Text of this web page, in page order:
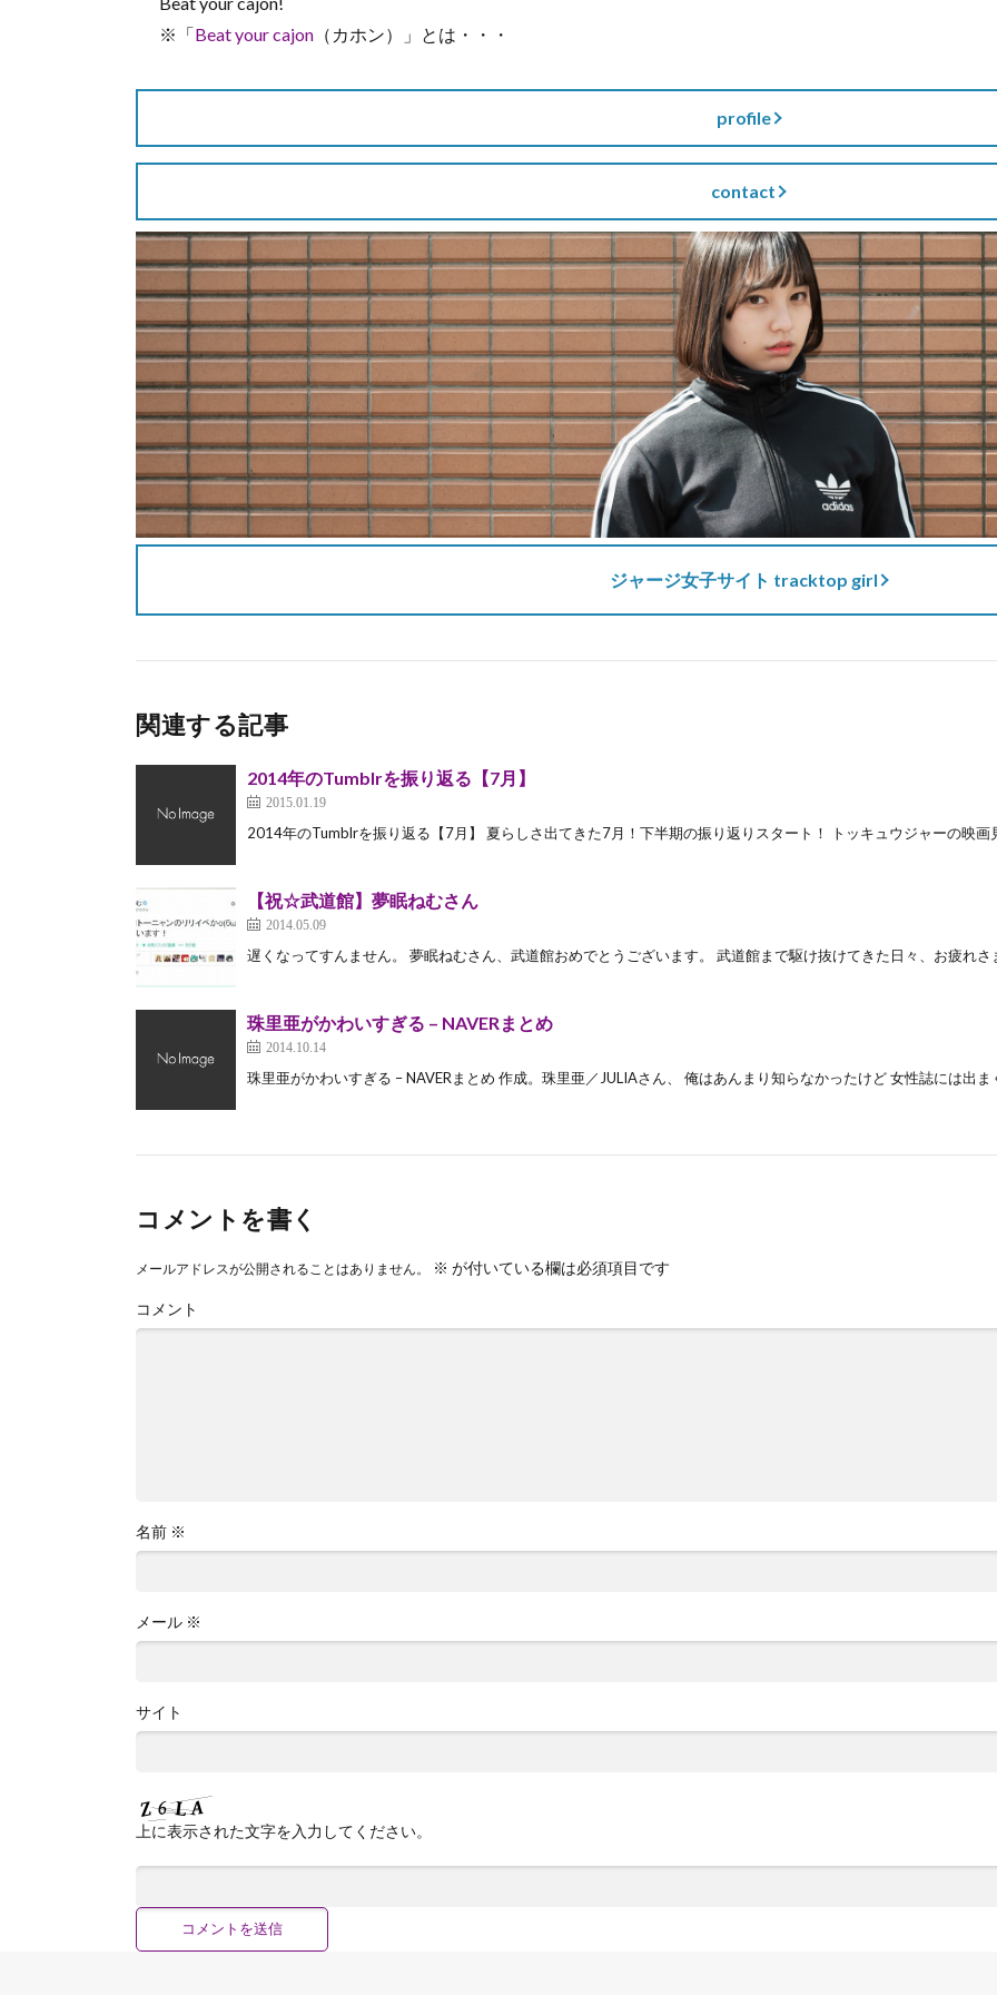
※「Beat your cajon （カホン）」とは・・・
profile
contact
ジャージ女子サイト tracktop girl
関連する記事
2014年のTumblrを振り返る【7月】
2015.01.19
2014年のTumblrを振り返る【7月】 夏らしさ出てきた7月！下半期の振り返りスタート！ トッキュウジャーの映
【祝☆武道館】夢眠ねむさん
2014.05.09
遅くなってすんません。 夢眠ねむさん、武道館おめでとうございます。 武道館まで駆け抜けてきた日々、お疲れ
珠里亜がかわいすぎる – NAVERまとめ
2014.10.14
珠里亜がかわいすぎる – NAVERまとめ 作成。珠里亜／JULIAさん、 俺はあんまり知らなかったけど 女性誌には出
コメントを書く
メールアドレスが公開されることはありません。 ※ が付いている欄は必須項目です
コメント
名前 ※
メール ※
サイト
上に表示された文字を入力してください。